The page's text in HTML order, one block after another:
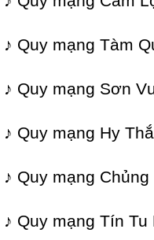
♪ Quy mạng Tàm
♪ Quy mạng Sơn
♪ Quy mạng Hy
♪ Quy mạng
♪ Quy mạng Tín Tu